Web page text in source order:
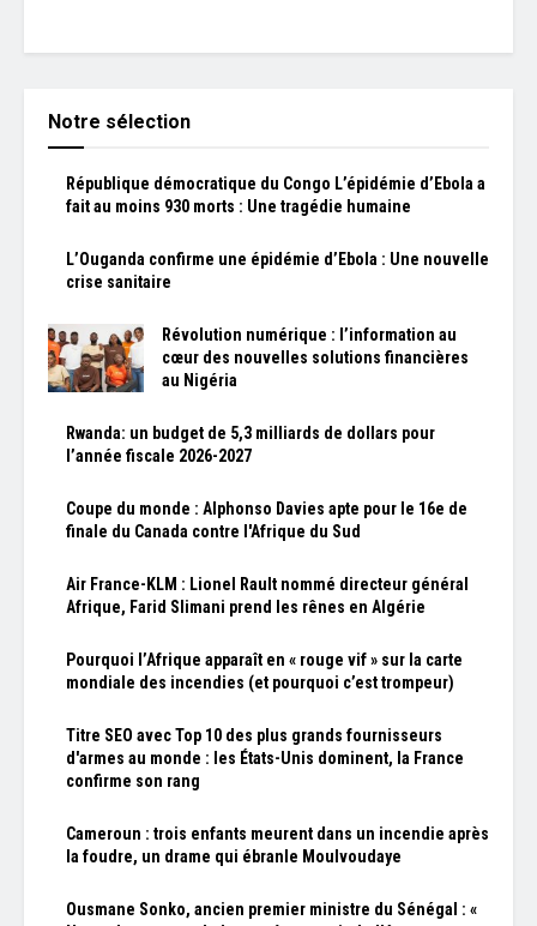
Notre sélection
République démocratique du Congo L’épidémie d’Ebola a
fait au moins 930 morts : Une tragédie humaine
L’Ouganda confirme une épidémie d’Ebola : Une nouvelle
crise sanitaire
Révolution numérique : l’information au
cœur des nouvelles solutions financières
au Nigéria
Rwanda: un budget de 5,3 milliards de dollars pour
l’année fiscale 2026-2027
Coupe du monde : Alphonso Davies apte pour le 16e de
finale du Canada contre l'Afrique du Sud
Air France-KLM : Lionel Rault nommé directeur général
Afrique, Farid Slimani prend les rênes en Algérie
Pourquoi l’Afrique apparaît en « rouge vif » sur la carte
mondiale des incendies (et pourquoi c’est trompeur)
Titre SEO avec Top 10 des plus grands fournisseurs
d'armes au monde : les États-Unis dominent, la France
confirme son rang
Cameroun : trois enfants meurent dans un incendie après
la foudre, un drame qui ébranle Moulvoudaye
Ousmane Sonko, ancien premier ministre du Sénégal : «